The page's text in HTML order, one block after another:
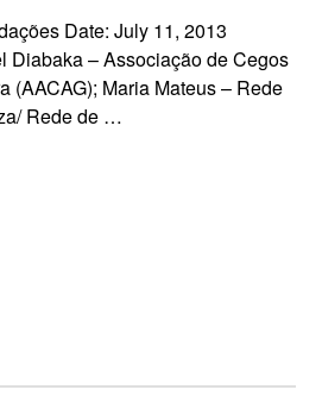
Date: July 11, 2013
Diabaka – Associação de Cegos
(AACAG); Maria Mateus – Rede
Rede de …